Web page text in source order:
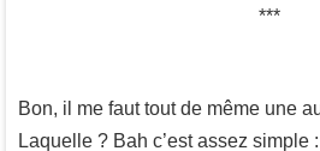
Bon, il me faut tout de même une
Laquelle ? Bah c’est assez simple